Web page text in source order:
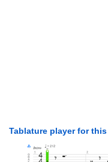
Tablature player for